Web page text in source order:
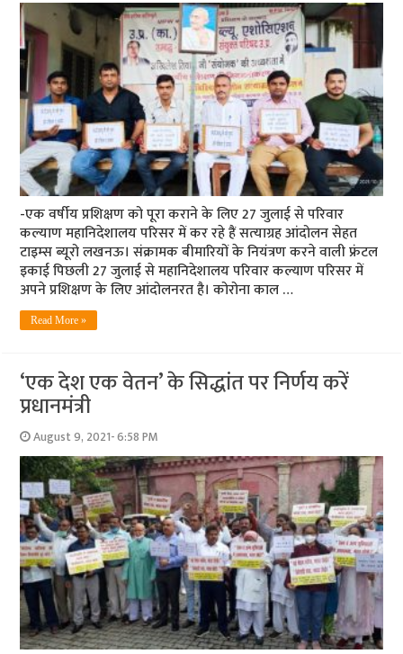
-एक वर्षीय प्रशिक्षण को पूरा कराने के लिए 27 जुलाई से परिवार
कल्‍याण महानिदेशालय परिसर में कर रहे हैं सत्‍याग्रह आंदोलन सेहत
टाइम्‍स ब्‍यूरो लखनऊ। संक्रामक बीमारियों के नियंत्रण करने वाली फ्रंटल
इकाई पिछली 27 जुलाई से महानिदेशालय परिवार कल्याण परिसर में
अपने प्रशिक्षण के लिए आंदोलनरत है। कोरोना काल …
Read More »
‘एक देश एक वेतन’ के सिद्धांत पर निर्णय करें
प्रधानमंत्री
August 9, 2021- 6:58 PM